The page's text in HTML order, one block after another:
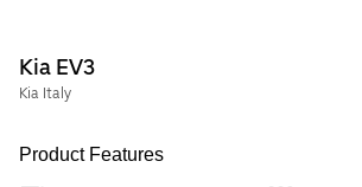
Kia EV3
Kia Italy
Product Features